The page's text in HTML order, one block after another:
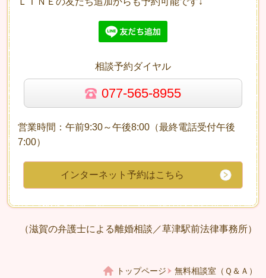
相談予約ダイヤル
077-565-8955
営業時間：午前9:30～午後8:00（最終電話受付午後
7:00）
インターネット予約はこちら
（滋賀の弁護士による離婚相談／草津駅前法律事務所）
トップページ 無料相談室（Ｑ＆Ａ）